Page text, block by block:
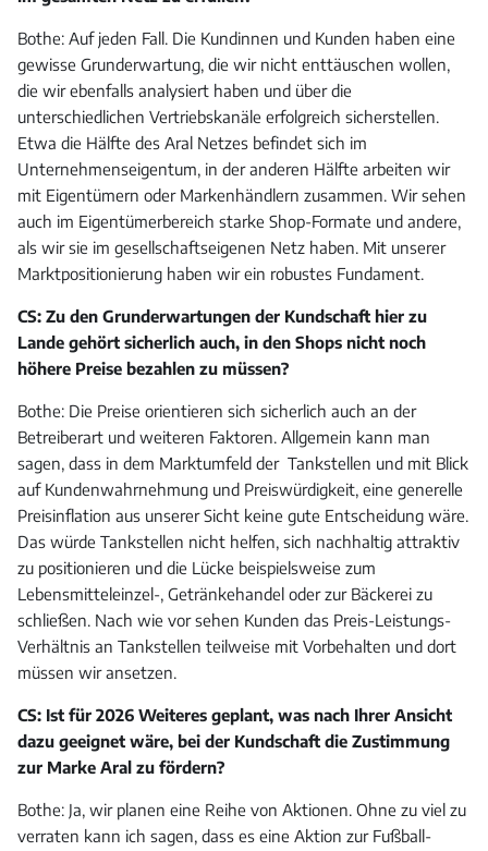
Bothe: Auf jeden Fall. Die Kundinnen und Kunden haben eine
gewisse Grunderwartung, die wir nicht enttäuschen wollen,
die wir ebenfalls analysiert haben und über die
unterschiedlichen Vertriebskanäle erfolgreich sicherstellen.
Etwa die Hälfte des Aral Netzes befindet sich im
Unternehmenseigentum, in der anderen Hälfte arbeiten wir
mit Eigentümern oder Markenhändlern zusammen. Wir sehen
auch im Eigentümerbereich starke Shop-Formate und andere,
als wir sie im gesellschaftseigenen Netz haben. Mit unserer
Marktpositionierung haben wir ein robustes Fundament.
CS: Zu den Grunderwartungen der Kundschaft hier zu
Lande gehört sicherlich auch, in den Shops nicht noch
höhere Preise bezahlen zu müssen?
Bothe: Die Preise orientieren sich sicherlich auch an der
Betreiberart und weiteren Faktoren. Allgemein kann man
sagen, dass in dem Marktumfeld der Tankstellen und mit Blick
auf Kundenwahrnehmung und Preiswürdigkeit, eine generelle
Preisinflation aus unserer Sicht keine gute Entscheidung wäre.
Das würde Tankstellen nicht helfen, sich nachhaltig attraktiv
zu positionieren und die Lücke beispielsweise zum
Lebensmitteleinzel-, Getränkehandel oder zur Bäckerei zu
schließen. Nach wie vor sehen Kunden das Preis-Leistungs-
Verhältnis an Tankstellen teilweise mit Vorbehalten und dort
müssen wir ansetzen.
CS: Ist für 2026 Weiteres geplant, was nach Ihrer Ansicht
dazu geeignet wäre, bei der Kundschaft die Zustimmung
zur Marke Aral zu fördern?
Bothe: Ja, wir planen eine Reihe von Aktionen. Ohne zu viel zu
verraten kann ich sagen, dass es eine Aktion zur Fußball-